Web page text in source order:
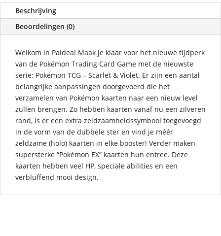
Beschrijving
Beoordelingen (0)
Welkom in Paldea! Maak je klaar voor het nieuwe tijdperk
van de Pokémon Trading Card Game met de nieuwste
serie: Pokémon TCG – Scarlet & Violet. Er zijn een aantal
belangrijke aanpassingen doorgevoerd die het
verzamelen van Pokémon kaarten naar een nieuw level
zullen brengen. Zo hebben kaarten vanaf nu een zilveren
rand, is er een extra zeldzaamheidssymbool toegevoegd
in de vorm van de dubbele ster en vind je méér
zeldzame (holo) kaarten in elke booster! Verder maken
supersterke “Pokémon EX” kaarten hun entree. Deze
kaarten hebben veel HP, speciale abilities en een
verbluffend mooi design.